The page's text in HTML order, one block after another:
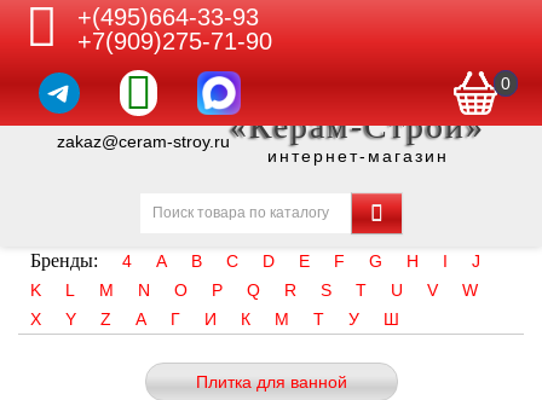
+(495)664-33-93
+7(909)275-71-90
0
zakaz@ceram-stroy.ru«Керам-Строй»
интернет-магазин
Бренды: 4 A B C D E F G H I
J
K
L M N O P Q R S T U V
W
X
Y Z А Г И К М Т У Ш
Плитка для ванной